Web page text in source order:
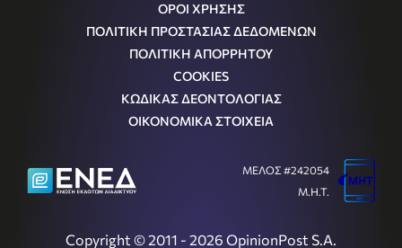
ΟΡΟΙ ΧΡΗΣΗΣ
ΠΟΛΙΤΙΚΗ ΠΡΟΣΤΑΣΙΑΣ ΔΕΔΟΜΕΝΩΝ
ΠΟΛΙΤΙΚΗ ΑΠΟΡΡΗΤΟΥ
COOKIES
ΚΩΔΙΚΑΣ ΔΕΟΝΤΟΛΟΓΙΑΣ
ΟΙΚΟΝΟΜΙΚΑ ΣΤΟΙΧΕΙΑ
Copyright © 2011 - 2026 OpinionPost S.A.
ΜΕΛΟΣ #242054
Μ.Η.Τ.